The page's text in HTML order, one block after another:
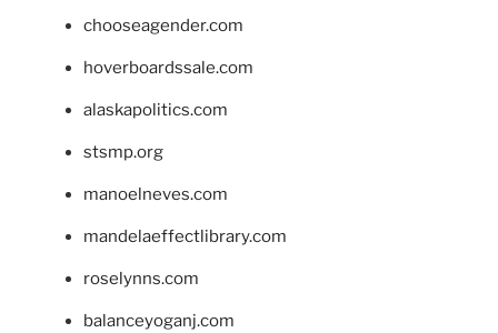
chooseagender.com
hoverboardssale.com
alaskapolitics.com
stsmp.org
manoelneves.com
mandelaeffectlibrary.com
roselynns.com
balanceyoganj.com